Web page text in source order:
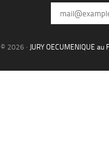
© 2026 · JURY OECUMENIQUE